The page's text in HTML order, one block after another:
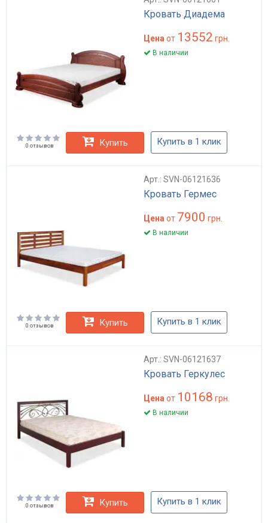
Кровать Диадема
Цена от 13552 грн.
В наличии
0 отзывов Купить Купить в 1 клик
Арт.: SVN-06121636
Кровать Гермес
Цена от 7900 грн.
В наличии
0 отзывов Купить Купить в 1 клик
Арт.: SVN-06121637
Кровать Геркулес
Цена от 10168 грн.
В наличии
0 отзывов Купить Купить в 1 клик